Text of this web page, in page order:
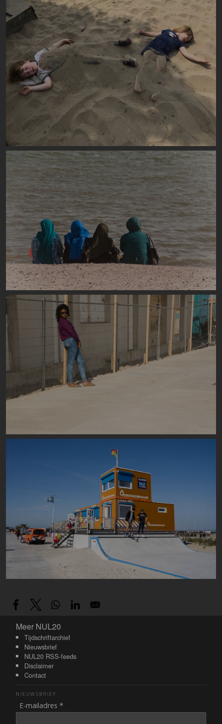
Image
Image
Meer NUL20
Meer NUL20
Tijdschriftarchief
Nieuwsbrief
NUL20 RSS-feeds
Disclaimer
Contact
NIEUWSBRIEF
E-mailadres *